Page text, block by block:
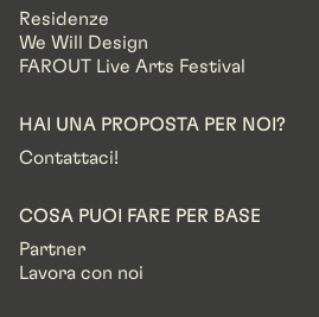
Residenze
We Will Design
FAROUT Live Arts Festival
HAI UNA PROPOSTA PER NOI?
Contattaci!
COSA PUOI FARE PER BASE
Partner
Lavora con noi